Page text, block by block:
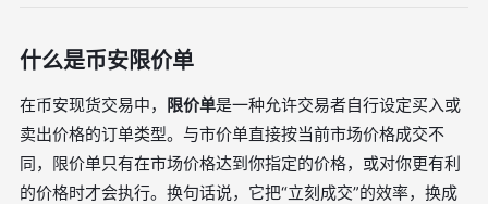
什么是币安限价单
在币安现货交易中， 限价单是一种允许交易者自行设定买入或
卖出价格的订单类型。与市价单直接按当前市场价格成交不
同，限价单只有在市场价格达到你指定的价格，或对你更有利
的价格时才会执行。换句话说，它把“立刻成交”的效率，换成